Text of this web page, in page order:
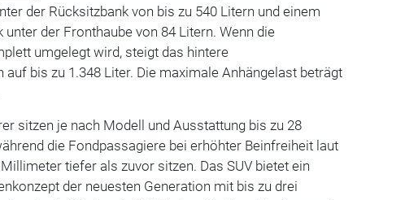
der Rücksitzbank von bis zu 540 Litern und einem
unter der Fronthaube von 84 Litern. Wenn die
umgelegt wird, steigt das hintere
auf bis zu 1.348 Liter. Die maximale Anhängelast beträgt
sitzen je nach Modell und Ausstattung bis zu 28
die Fondpassagiere bei erhöhter Beinfreiheit laut
tiefer als zuvor sitzen. Das SUV bietet ein
der neuesten Generation mit bis zu drei